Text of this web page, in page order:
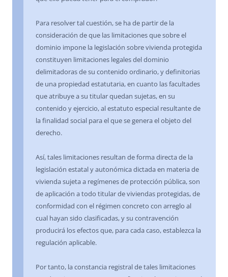
Para resolver tal cuestión, se ha de partir de la
consideración de que las limitaciones que sobre el
dominio impone la legislación sobre vivienda protegida
constituyen limitaciones legales del dominio
delimitadoras de su contenido ordinario, y definitorias
de una propiedad estatutaria, en cuanto las facultades
que atribuye a su titular quedan sujetas, en su
contenido y ejercicio, al estatuto especial resultante de
la finalidad social para el que se genera el objeto del
derecho.
Así, tales limitaciones resultan de forma directa de la
legislación estatal y autonómica dictada en materia de
vivienda sujeta a regímenes de protección pública, son
de aplicación a todo titular de viviendas protegidas, de
conformidad con el régimen concreto con arreglo al
cual hayan sido clasificadas, y su contravención
producirá los efectos que, para cada caso, establezca la
regulación aplicable.
Por tanto, la constancia registral de tales limitaciones